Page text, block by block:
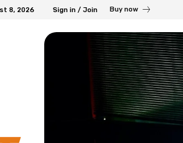
8, 2026 Sign in / Join Buy now